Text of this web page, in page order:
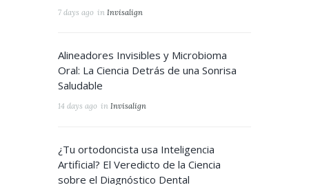
7 days ago in Invisalign
Alineadores Invisibles y Microbioma
Oral: La Ciencia Detrás de una Sonrisa
Saludable
14 days ago in Invisalign
¿Tu ortodoncista usa Inteligencia
Artificial? El Veredicto de la Ciencia
sobre el Diagnóstico Dental